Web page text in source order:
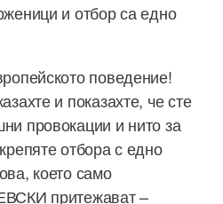
и отбор са едно
поведение!
и показахте, че сте
провокации и нито за
отбора с едно
което само
притежават –